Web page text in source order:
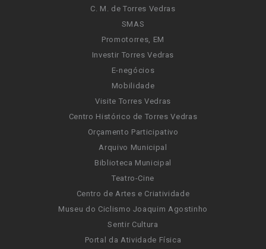
C. M. de Torres Vedras
SMAS
Promotorres, EM
Investir Torres Vedras
E-negócios
Mobilidade
Visite Torres Vedras
Centro Histórico de Torres Vedras
Orçamento Participativo
Arquivo Municipal
Biblioteca Municipal
Teatro-Cine
Centro de Artes e Criatividade
Museu do Ciclismo Joaquim Agostinho
Sentir Cultura
Portal da Atividade Física